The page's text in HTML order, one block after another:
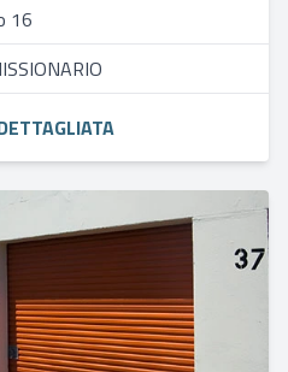
16